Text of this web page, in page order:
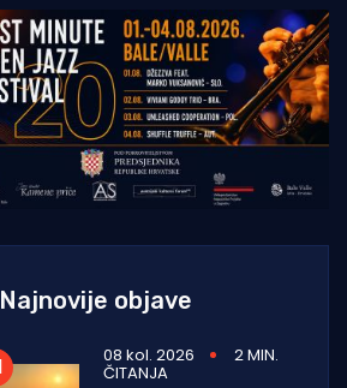
Najnovije objave
08 kol. 2026 2 MIN.
ČITANJA